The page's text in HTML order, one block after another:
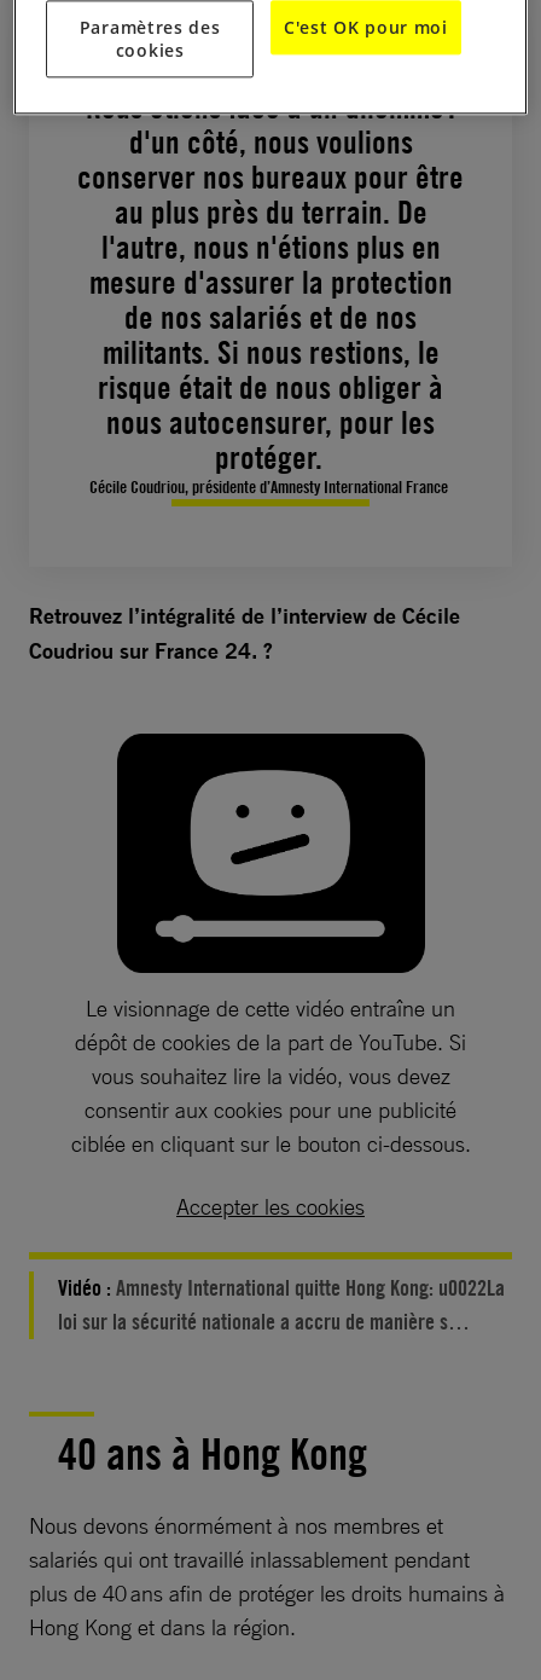
Nous étions face à un dilemme :
d'un côté, nous voulions
conserver nos bureaux pour être
au plus près du terrain. De
l'autre, nous n'étions plus en
mesure d'assurer la protection
de nos salariés et de nos
militants. Si nous restions, le
risque était de nous obliger à
nous autocensurer, pour les
protéger.
Cécile Coudriou, présidente d’Amnesty International France
Retrouvez l’intégralité de l’interview de Cécile
Coudriou sur France 24. ?
Le visionnage de cette vidéo entraîne un
dépôt de cookies de la part de YouTube. Si
vous souhaitez lire la vidéo, vous devez
consentir aux cookies pour une publicité
ciblée en cliquant sur le bouton ci-dessous.
Accepter les cookies
Vidéo : Amnesty International quitte Hong Kong: u0022La
loi sur la sécurité nationale a accru de manière s…
40 ans à Hong Kong
Nous devons énormément à nos membres et
salariés qui ont travaillé inlassablement pendant
plus de 40 ans afin de protéger les droits humains à
Hong Kong et dans la région.
Paramètres des
cookies
C'est OK pour moi